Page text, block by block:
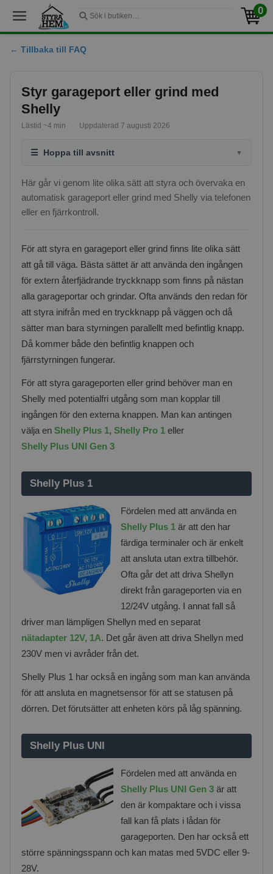
0
← Tillbaka till FAQ
Styr garageport eller grind med
Shelly
Lästid ~4 min Uppdaterad 7 augusti 2026
☰ Hoppa till avsnitt ▼
Här går vi genom lite olika sätt att styra och övervaka en
automatisk garageport eller grind med Shelly via telefonen
eller en fjärrkontroll.
För att styra en garageport eller grind finns lite olika sätt
att gå till väga. Bästa sättet är att använda den ingången
för extern återfjädrande tryckknapp som finns på nästan
alla garageportar och grindar. Ofta används den redan för
att styra inifrån med en tryckknapp på väggen och då
sätter man bara styrningen parallellt med befintlig knapp.
Då kommer både den befintlig knappen och
fjärrstyrningen fungerar.
För att styra garageporten eller grind behöver man en
Shelly med potentialfri utgång som man kopplar till
ingången för den externa knappen. Man kan antingen
välja en Shelly Plus 1, Shelly Pro 1 eller
Shelly Plus UNI Gen 3
Shelly Plus 1
Fördelen med att använda en
Shelly Plus 1 är att den har
färdiga terminaler och är enkelt
att ansluta utan extra tillbehör.
Ofta går det att driva Shellyn
direkt från garageporten via en
12/24V utgång. I annat fall så
driver man lämpligen Shellyn med en separat
nätadapter 12V, 1A. Det går även att driva Shellyn med
230V men vi avråder från det.
Shelly Plus 1 har också en ingång som man kan använda
för att ansluta en magnetsensor för att se statusen på
dörren. Det förutsätter att enheten körs på låg spänning.
Shelly Plus UNI
Fördelen med att använda en
Shelly Plus UNI Gen 3 är att
den är kompaktare och i vissa
fall kan få plats i lådan för
garageporten. Den har också ett
större spänningsspann och kan matas med 5VDC eller 9-
28V.